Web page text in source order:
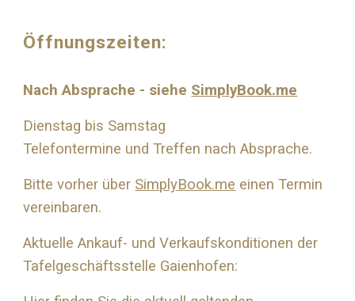
Öffnungszeiten:
Nach Absprache - siehe SimplyBook.me
Dienstag bis Samstag
Telefontermine und Treffen nach Absprache.
Bitte vorher über SimplyBook.me einen Termin
vereinbaren.
Aktuelle Ankauf- und Verkaufskonditionen der
Tafelgeschäftsstelle Gaienhofen: